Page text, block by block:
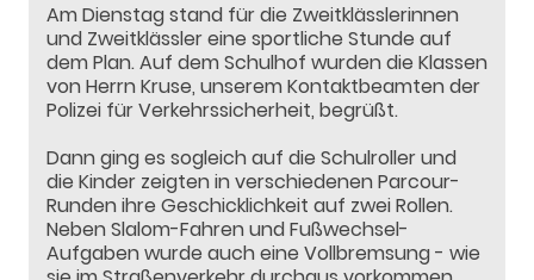
Am Dienstag stand für die Zweitklässlerinnen
und Zweitklässler eine sportliche Stunde auf
dem Plan. Auf dem Schulhof wurden die Klassen
von Herrn Kruse, unserem Kontaktbeamten der
Polizei für Verkehrssicherheit, begrüßt.
Dann ging es sogleich auf die Schulroller und
die Kinder zeigten in verschiedenen Parcour-
Runden ihre Geschicklichkeit auf zwei Rollen.
Neben Slalom-Fahren und Fußwechsel-
Aufgaben wurde auch eine Vollbremsung - wie